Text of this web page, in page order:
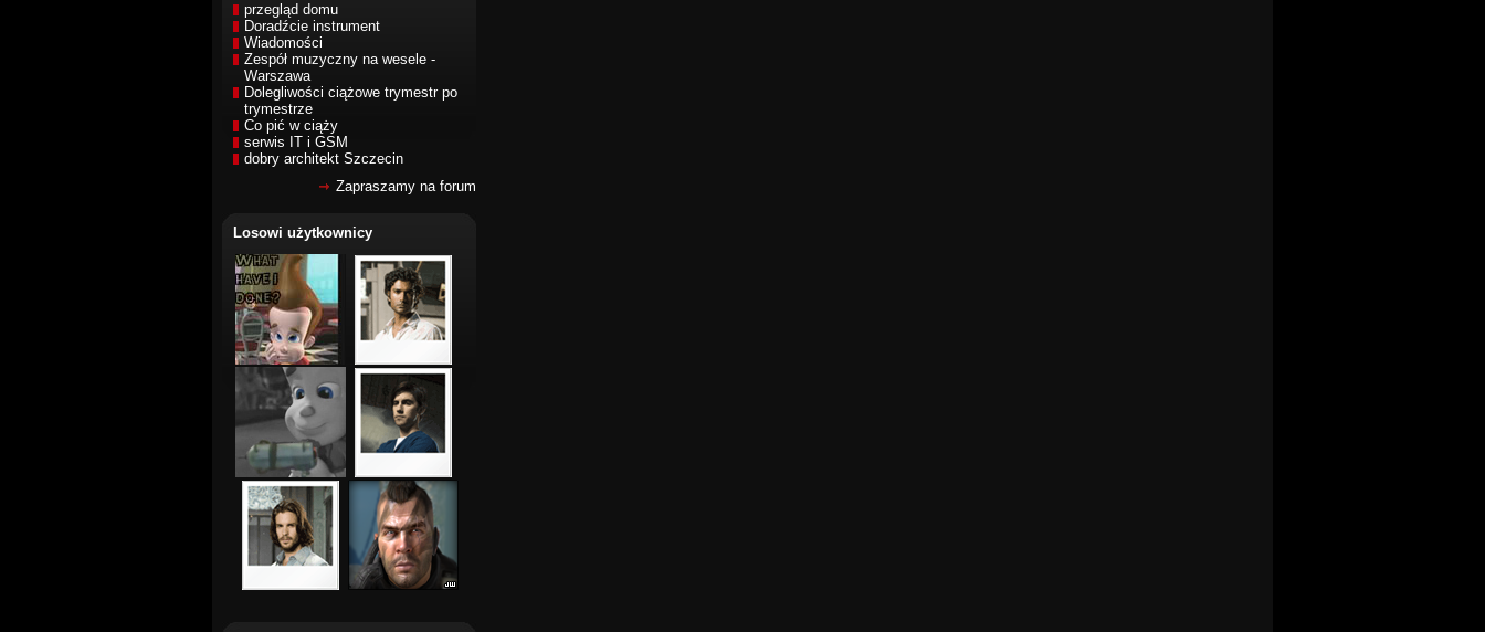
przegląd domu
Doradźcie instrument
Wiadomości
Zespół muzyczny na wesele -
Warszawa
Dolegliwości ciążowe trymestr po
trymestrze
Co pić w ciąży
serwis IT i GSM
dobry architekt Szczecin
Zapraszamy na forum
Losowi użytkownicy